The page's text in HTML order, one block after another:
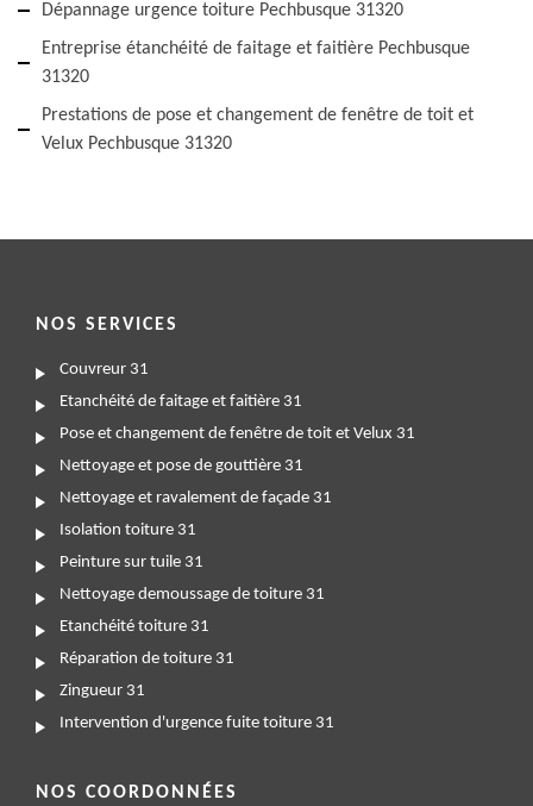
Dépannage urgence toiture Pechbusque 31320
Entreprise étanchéité de faitage et faitière Pechbusque
31320
Prestations de pose et changement de fenêtre de toit et
Velux Pechbusque 31320
NOS SERVICES
Couvreur 31
Etanchéité de faitage et faitière 31
Pose et changement de fenêtre de toit et Velux 31
Nettoyage et pose de gouttière 31
Nettoyage et ravalement de façade 31
Isolation toiture 31
Peinture sur tuile 31
Nettoyage demoussage de toiture 31
Etanchéité toiture 31
Réparation de toiture 31
Zingueur 31
Intervention d'urgence fuite toiture 31
NOS COORDONNÉES